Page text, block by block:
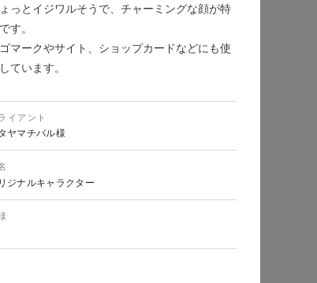
イトリニュー
業・インフラ
ザイン
っとイジワルそうで、チャーミングな顔が特
す。
マークやサイト、ショップカードなどにも使
ています。
イアント
ヤマチバル様
ジナルキャラクター